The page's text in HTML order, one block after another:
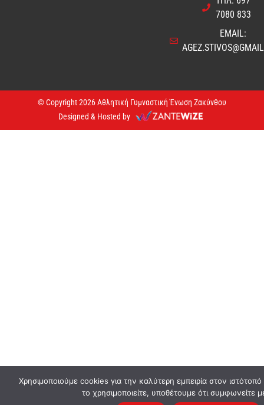
7080 833
EMAIL:
© Copyright 2026 Αθλητική Γυμναστική Ένωση Ζακύνθου
Designed & Hosted by
Χρησιμοποιούμε cookies για την καλύτερη εμπειρία στον
το χρησιμοποιείτε, υποθέτουμε ότι συμφωνείτε